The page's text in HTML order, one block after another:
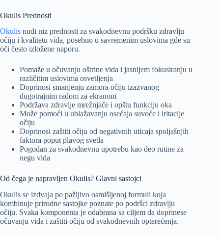
Okulis Prednosti
Okulis nudi niz prednosti za svakodnevnu podršku zdravlju
očiju i kvalitetu vida, posebno u savremenim uslovima gde su
oči često izložene naporu.
Pomaže u očuvanju oštrine vida i jasnijem fokusiranju u
različitim uslovima osvetljenja
Doprinosi smanjenju zamora očiju izazvanog
dugotrajnim radom za ekranom
Podržava zdravlje mrežnjače i opštu funkciju oka
Može pomoći u ublažavanju osećaja suvoće i iritacije
očiju
Doprinosi zaštiti očiju od negativnih uticaja spoljašnjih
faktora poput plavog svetla
Pogodan za svakodnevnu upotrebu kao deo rutine za
negu vida
Od čega je napravljen Okulis? Glavni sastojci
Okulis se izdvaja po pažljivo osmišljenoj formuli koja
kombinuje prirodne sastojke poznate po podršci zdravlju
očiju. Svaka komponenta je odabrana sa ciljem da doprinese
očuvanju vida i zaštiti očiju od svakodnevnih opterećenja.